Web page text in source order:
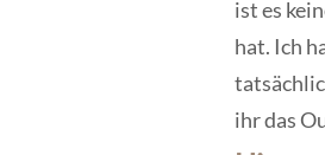
ist es
hat. Ich
ihr das